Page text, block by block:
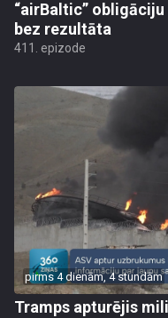
“airBaltic”
bez rezultāta
411. epizode
pirms 4 dienām, 4 stundām
Tramps apturējis